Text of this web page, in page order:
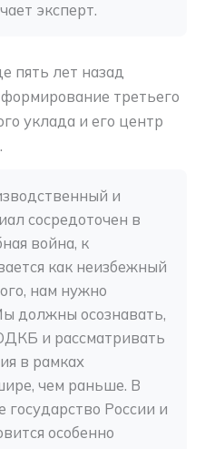
эксперт.
пять лет назад
третьего
уклада и его центр
и
сосредоточен в
война, к
как неизбежный
нам нужно
должны осознавать,
и рассматривать
в рамках
чем раньше. В
государство России и
особенно